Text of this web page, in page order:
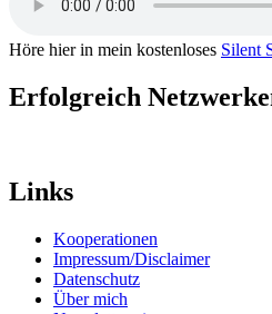
Höre hier in mein kostenloses Silent
Erfolgreich
Links
Kooperationen
Impressum/Disclaimer
Datenschutz
Über mich